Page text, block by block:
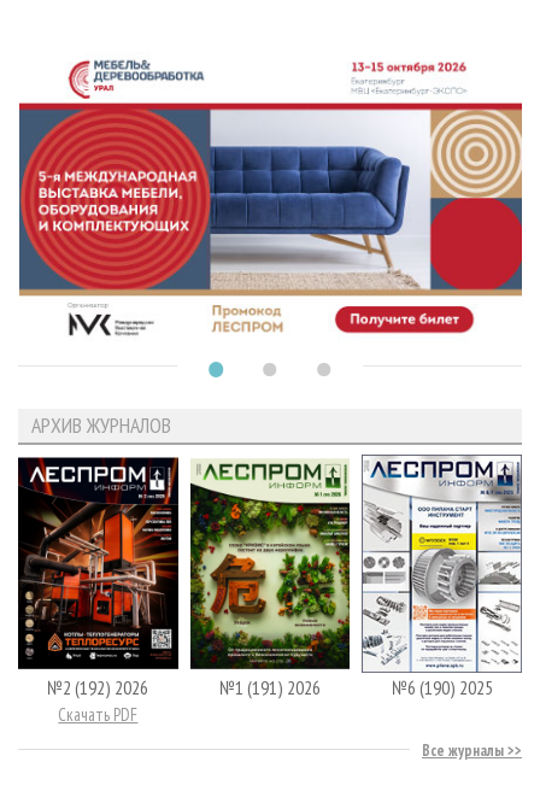
АРХИВ ЖУРНАЛОВ
№2 (192) 2026
Скачать PDF
№1 (191) 2026 №6 (190) 2025
Все журналы